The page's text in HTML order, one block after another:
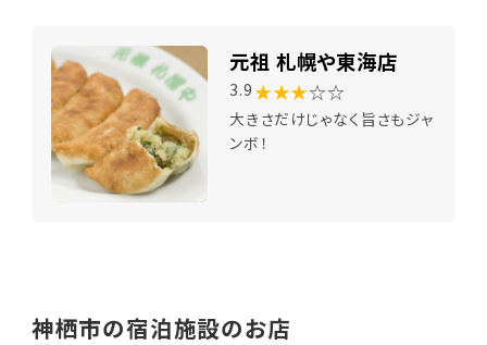
元祖 札幌や東海店
3.9 ★★★☆☆
大きさだけじゃなく旨さもジャ
ンボ！
神栖市の宿泊施設のお店